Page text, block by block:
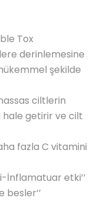
Tox
derinlemesine
şekilde
ciltlerin
hale getirir ve cilt
fazla C vitamini
İnflamatuar etki’’
besler’’